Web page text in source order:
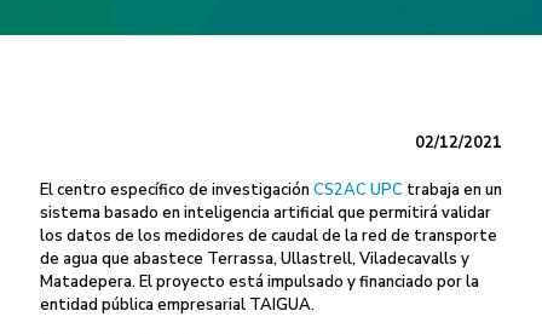
02/12/2021
El centro específico de investigación CS2AC UPC trabaja en un
sistema basado en inteligencia artificial que permitirá validar
los datos de los medidores de caudal de la red de transporte
de agua que abastece Terrassa, Ullastrell, Viladecavalls y
Matadepera. El proyecto está impulsado y financiado por la
entidad pública empresarial TAIGUA.